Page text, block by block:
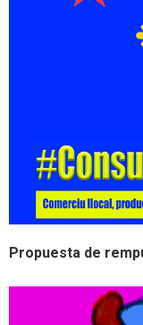
Propuesta de